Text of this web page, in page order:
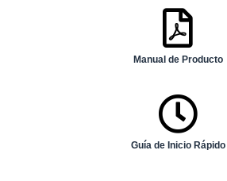
Manual de Producto
Guía de Inicio Rápido